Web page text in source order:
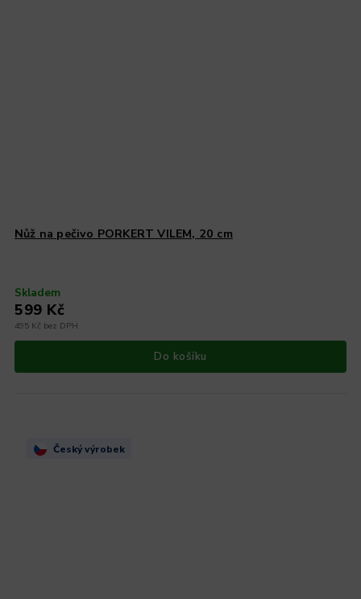
Nůž na pečivo PORKERT VILEM, 20 cm
Skladem
495 Kč bez DPH
599 Kč
Do košíku
Český výrobek